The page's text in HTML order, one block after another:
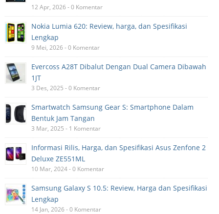
12 Apr, 2026 - 0 Komentar
Nokia Lumia 620: Review, harga, dan Spesifikasi
Lengkap
9 Mei, 2026 - 0 Komentar
Evercoss A28T Dibalut Dengan Dual Camera Dibawah
1JT
3 Des, 2025 - 0 Komentar
Smartwatch Samsung Gear S: Smartphone Dalam
Bentuk Jam Tangan
3 Mar, 2025 - 1 Komentar
Informasi Rilis, Harga, dan Spesifikasi Asus Zenfone 2
Deluxe ZE551ML
10 Mar, 2024 - 0 Komentar
Samsung Galaxy S 10.5: Review, Harga dan Spesifikasi
Lengkap
14 Jan, 2026 - 0 Komentar